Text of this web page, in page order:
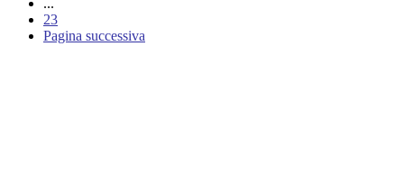
...
23
Pagina successiva